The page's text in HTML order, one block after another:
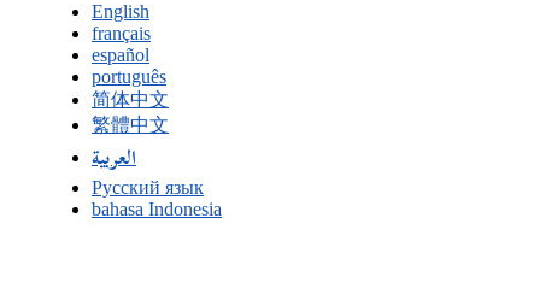
English
français
español
português
简体中文
繁體中文
العربية
Русский язык
bahasa Indonesia